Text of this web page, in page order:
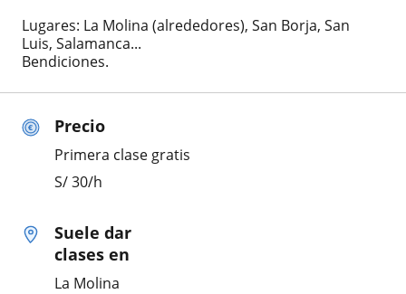
Precio
Primera clase gratis
S/30/h
Suele dar
clases en
La Molina
Lugares: La Molina (alrededores), San Borja, San
Luis, Salamanca...
Bendiciones.